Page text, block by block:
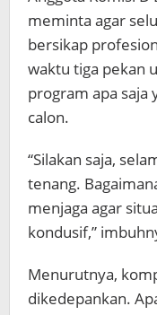
meminta agar
bersikap
waktu tiga pekan
program apa saja
calon.
“Silakan saja,
tenang.
menjaga agar
kondusif,”
Menurutnya,
dikedepankan.